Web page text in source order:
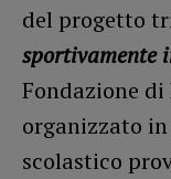
del progetto
sportivamente
Fondazione di
organizzato
scolastico